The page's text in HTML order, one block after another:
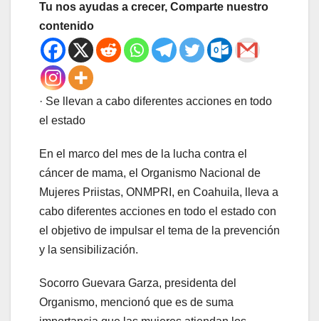
Tu nos ayudas a crecer, Comparte nuestro
contenido
· Se llevan a cabo diferentes acciones en todo
el estado
En el marco del mes de la lucha contra el
cáncer de mama, el Organismo Nacional de
Mujeres Priistas, ONMPRI, en Coahuila, lleva a
cabo diferentes acciones en todo el estado con
el objetivo de impulsar el tema de la prevención
y la sensibilización.
Socorro Guevara Garza, presidenta del
Organismo, mencionó que es de suma